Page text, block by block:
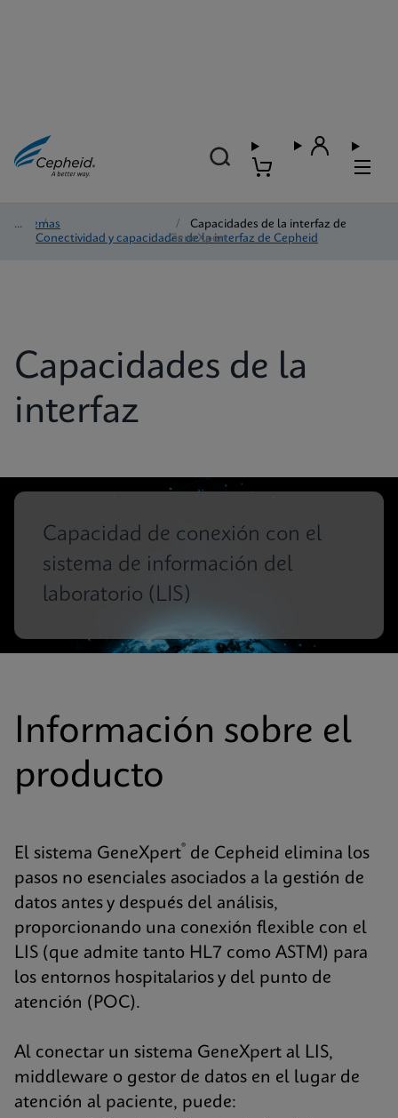
sistemas
/
Conectividad y capacidades de la interfaz de Cepheid
/
Capacidades de la interfaz de
GeneXpert
Capacidades de la
interfaz
Capacidad de conexión con el
sistema de información del
laboratorio (LIS)
Información sobre el
producto
El sistema GeneXpert® de Cepheid elimina los
pasos no esenciales asociados a la gestión de
datos antes y después del análisis,
proporcionando una conexión flexible con el
LIS (que admite tanto HL7 como ASTM) para
los entornos hospitalarios y del punto de
atención (POC).
Al conectar un sistema GeneXpert al LIS,
middleware o gestor de datos en el lugar de
atención al paciente, puede: